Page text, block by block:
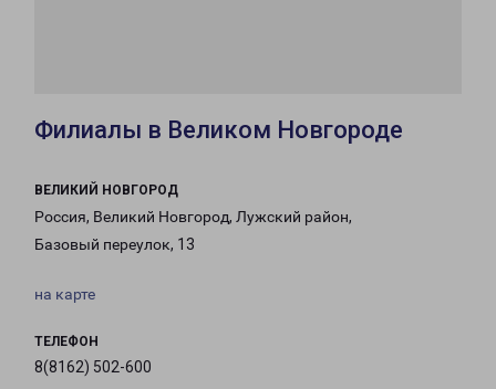
Филиалы в Великом Новгороде
ВЕЛИКИЙ НОВГОРОД
Россия, Великий Новгород, Лужский район,
Базовый переулок, 13
на карте
ТЕЛЕФОН
8(8162) 502-600